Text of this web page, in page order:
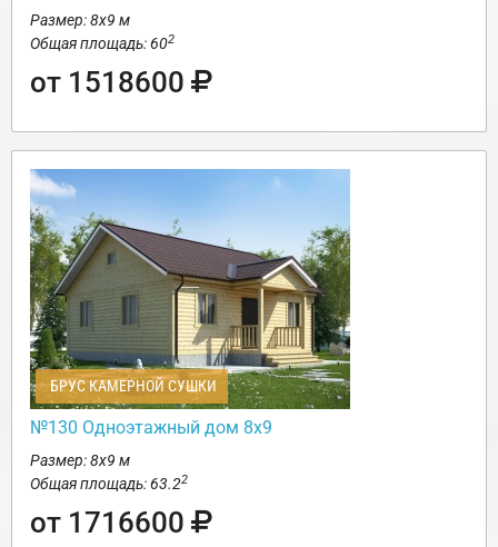
Размер: 8х9 м
Общая площадь: 602
от 1518600
БРУС КАМЕРНОЙ СУШКИ
№130 Одноэтажный дом 8х9
Размер: 8х9 м
Общая площадь: 63.22
от 1716600